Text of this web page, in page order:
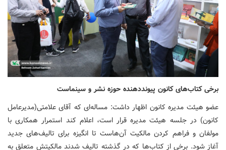
برخی کتاب‌های کانون پیونددهنده حوزه نشر و سینماست
عضو هیئت مدیره کانون اظهار داشت: مساله‌ای که آقای علامتی(مدیرعامل
کانون) در جلسه هیئت مدیره قرار است، اعلام کند استمرار همکاری با
مولفان و فراهم کردن مالکیت آن‌هاست تا انگیزه برای تالیف‌های جدید
آغاز شود. برخی از کتاب‌ها که در گذشته تالیف شدند مالکیتش متعلق به